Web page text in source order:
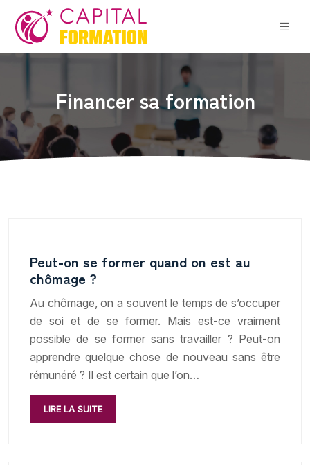
Financer sa formation
Peut-on se former quand on est au
chômage ?
Au chômage, on a souvent le temps de s’occuper
de soi et de se former. Mais est-ce vraiment
possible de se former sans travailler ? Peut-on
apprendre quelque chose de nouveau sans être
rémunéré ? Il est certain que l’on…
LIRE LA SUITE